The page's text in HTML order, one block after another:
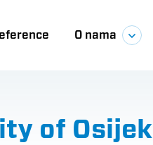
O nama
of Osijek